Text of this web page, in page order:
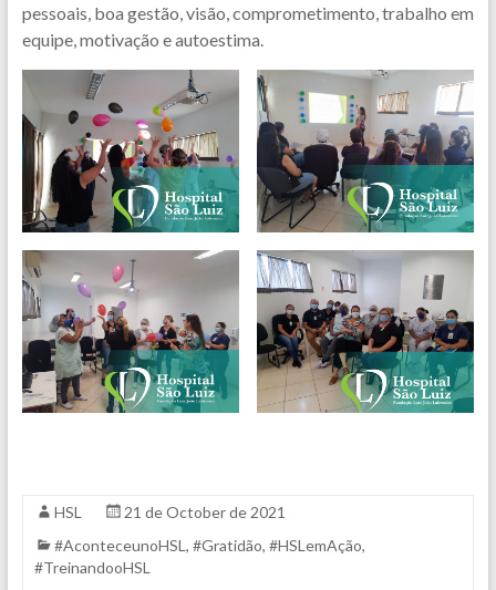
pessoais, boa gestão, visão, comprometimento, trabalho em
equipe, motivação e autoestima.
HSL
21 de October de 2021
#AconteceunoHSL , #Gratidão, #HSLemAção,
#TreinandooHSL